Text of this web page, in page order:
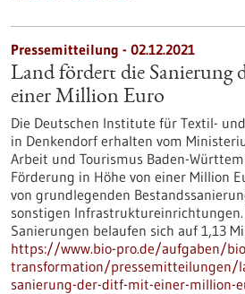
Pressemitteilung - 02.12.2021
Land fördert die Sanierung
einer Million Euro
Die Deutschen Institute für Textil-
in Denkendorf erhalten vom
Arbeit und Tourismus Baden-
Förderung in Höhe von einer Million
von grundlegenden
sonstigen
Sanierungen belaufen sich auf 1,13
https://www.bio-pro.de/aufgaben/
transformation/pressemitteilungen/
sanierung-der-ditf-mit-einer-million-